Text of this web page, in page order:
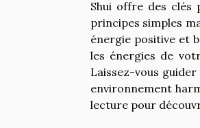
Shui offre des
principes simples
énergie positive et
les énergies de
Laissez-vous
environnement
lecture pour